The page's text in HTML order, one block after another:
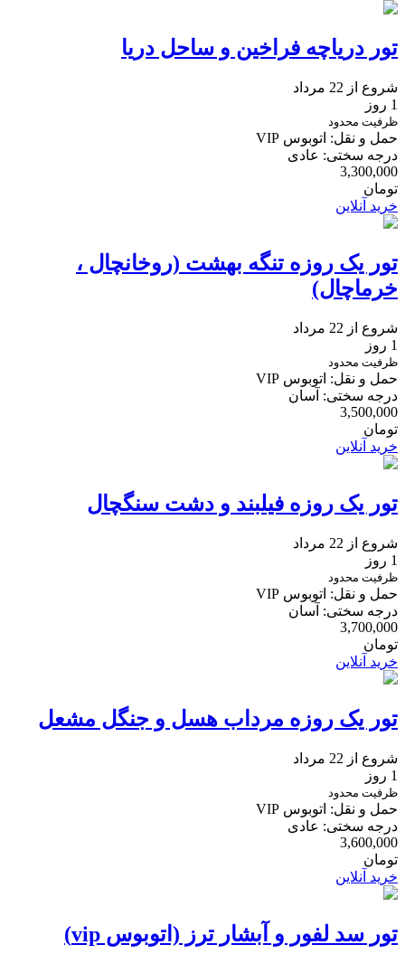
تور دریاچه فراخین و ساحل دریا
شروع از 22 مرداد
1 روز
ظرفیت محدود
حمل و نقل: اتوبوس VIP
درجه سختی: عادی
3,300,000
تومان
خرید آنلاین
تور یک روزه تنگه بهشت (روخانچال ،
خرماچال)
شروع از 22 مرداد
1 روز
ظرفیت محدود
حمل و نقل: اتوبوس VIP
درجه سختی: آسان
3,500,000
تومان
خرید آنلاین
تور یک روزه فیلبند و دشت سنگچال
شروع از 22 مرداد
1 روز
ظرفیت محدود
حمل و نقل: اتوبوس VIP
درجه سختی: آسان
3,700,000
تومان
خرید آنلاین
تور یک روزه مرداب هسل و جنگل مشعل
شروع از 22 مرداد
1 روز
ظرفیت محدود
حمل و نقل: اتوبوس VIP
درجه سختی: عادی
3,600,000
تومان
خرید آنلاین
تور سد لفور و آبشار ترز (اتوبوس vip)